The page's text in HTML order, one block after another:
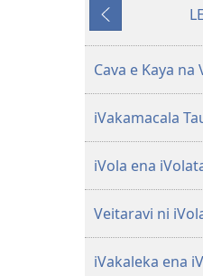
LESU
I
MURI
Cava e Kaya na
iVakamacala
iVola ena
Veitaravi ni
iVakaleka ena